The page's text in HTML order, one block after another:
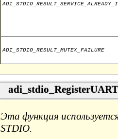
ADI_STDIO_RESULT_MUTEX_FAILURE
adi_stdio_RegisterUART
Эта функция
STDIO.